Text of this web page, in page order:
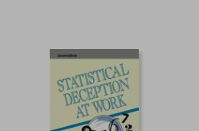
dcto.
$ 274.92